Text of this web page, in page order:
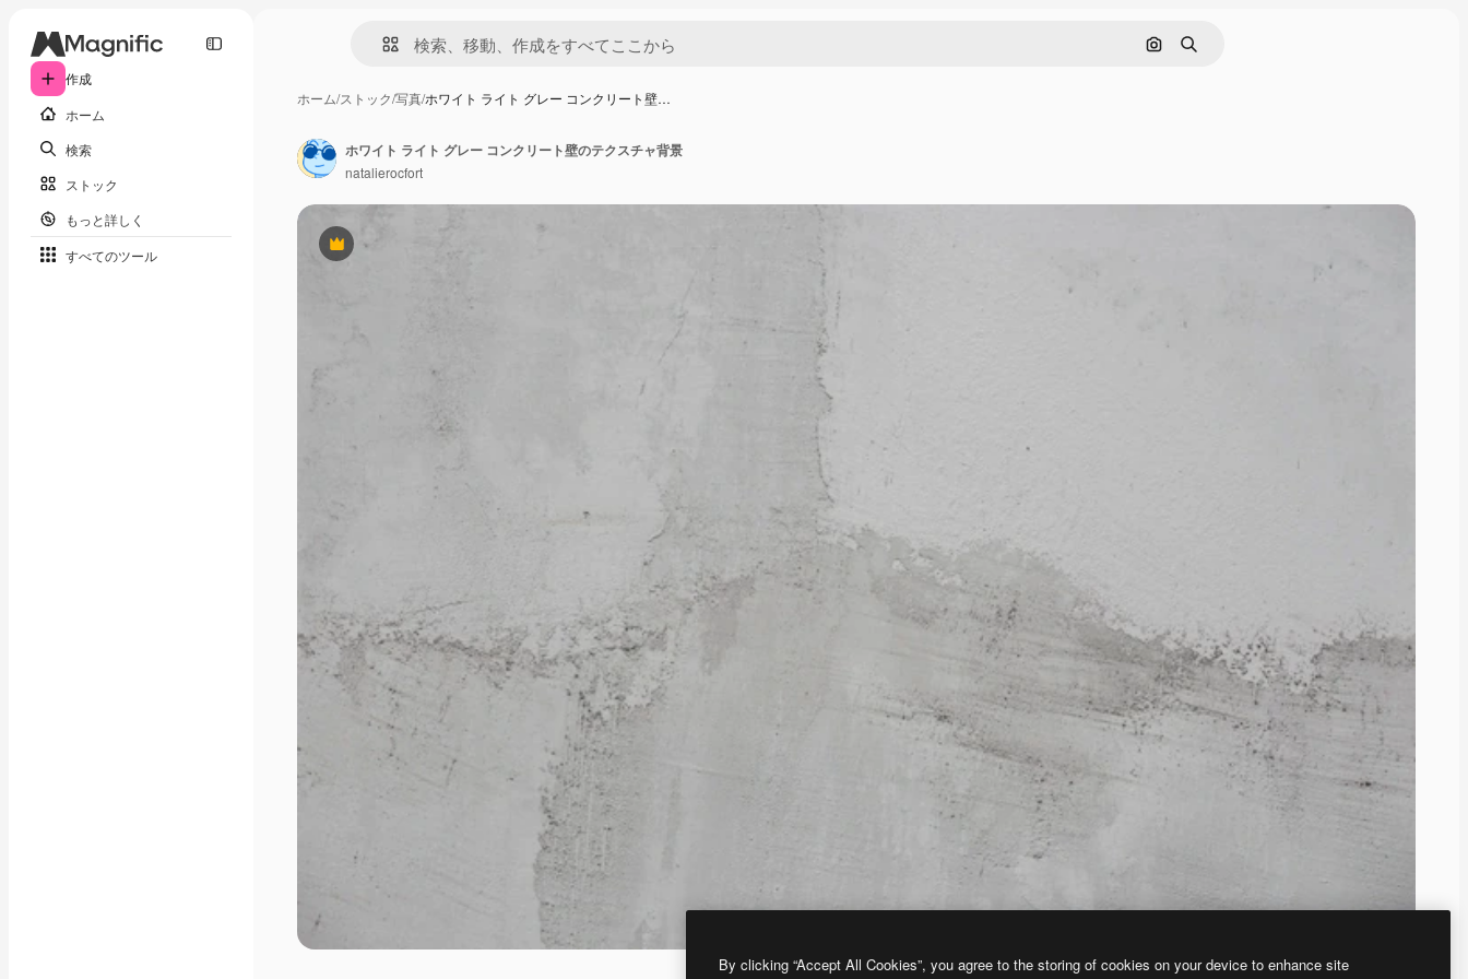
作成
ホーム
検索
ストック
もっと詳しく
すべてのツール
画像で検索
検索
ホーム/ストック/写真/ホワイト ライト グレー コンクリート壁…
Premium
ホワイト ライト グレー コンクリート壁のテクスチャ背景
natalierocfort
By clicking “Accept All Cookies”, you agree to the storing of cookies on your device to enhance site